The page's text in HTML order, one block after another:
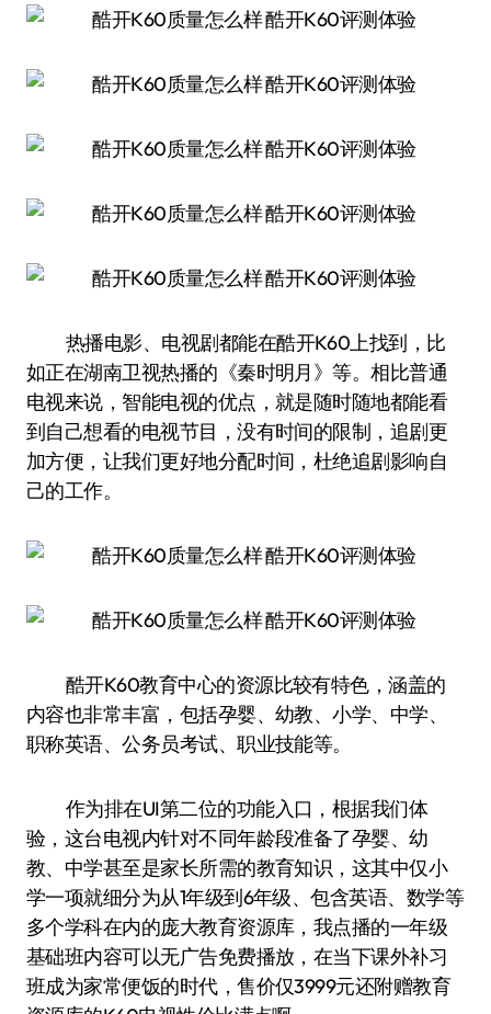
热播电影、电视剧都能在酷开K60上找到，比
如正在湖南卫视热播的《秦时明月》等。相比普通
电视来说，智能电视的优点，就是随时随地都能看
到自己想看的电视节目，没有时间的限制，追剧更
加方便，让我们更好地分配时间，杜绝追剧影响自
己的工作。
酷开K60教育中心的资源比较有特色，涵盖的
内容也非常丰富，包括孕婴、幼教、小学、中学、
职称英语、公务员考试、职业技能等。
作为排在UI第二位的功能入口，根据我们体
验，这台电视内针对不同年龄段准备了孕婴、幼
教、中学甚至是家长所需的教育知识，这其中仅小
学一项就细分为从1年级到6年级、包含英语、数学等
多个学科在内的庞大教育资源库，我点播的一年级
基础班内容可以无广告免费播放，在当下课外补习
班成为家常便饭的时代，售价仅3999元还附赠教育